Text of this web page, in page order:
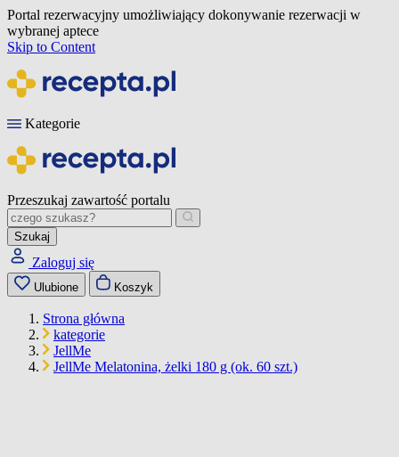
Portal rezerwacyjny umożliwiający dokonywanie rezerwacji w
wybranej aptece
Skip to Content
Kategorie
Przeszukaj zawartość portalu
Szukaj
Zaloguj się
Ulubione Koszyk
Strona główna
kategorie
JellMe
JellMe Melatonina, żelki 180 g (ok. 60 szt.)